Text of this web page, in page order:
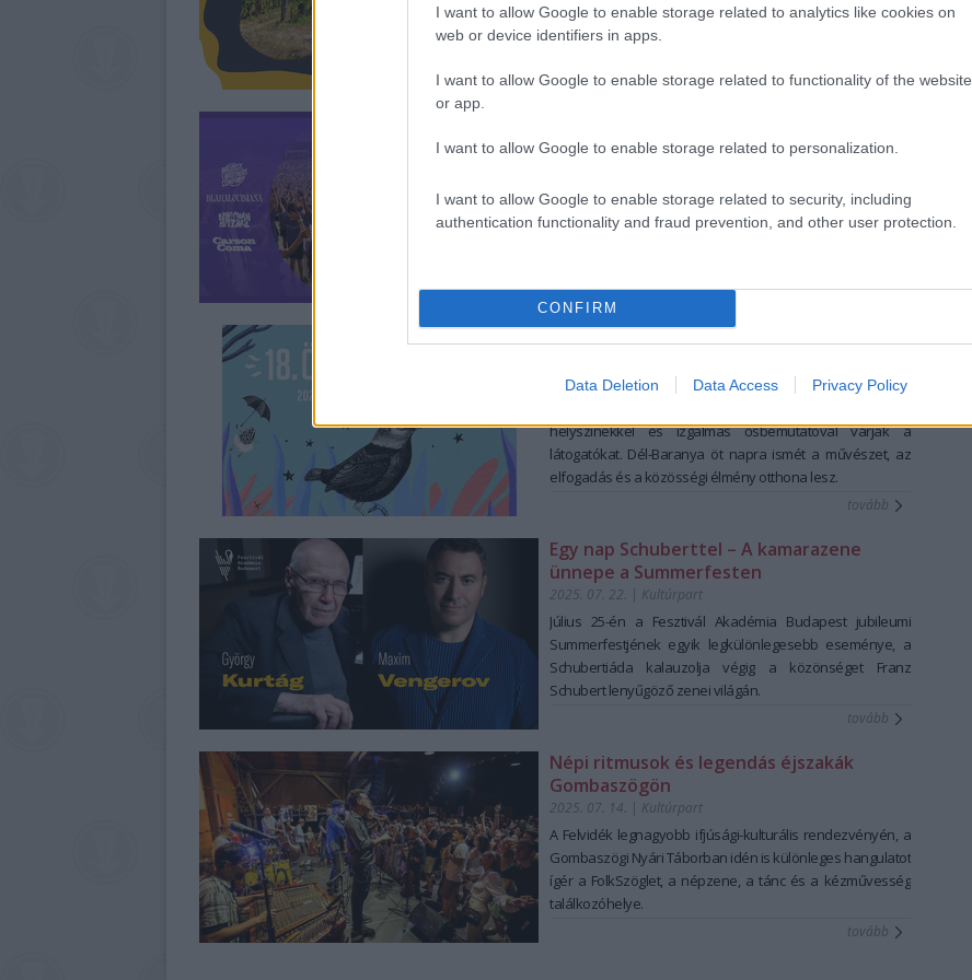
I want to allow Google to enable storage related to analytics like cookies on
web or device identifiers in apps.
I want to allow Google to enable storage related to functionality of the website
or app.
I want to allow Google to enable storage related to personalization.
I want to allow Google to enable storage related to security, including
authentication functionality and fraud prevention, and other user protection.
CONFIRM
Data Deletion Data Access Privacy Policy
színház fővárosa lesz. Három nap, amikor minden a
kultúráról, a közösségről és a jókedvről szól.
tovább
Superalbum
A Budapest Parkban debütál élőben a Superalbum,
amelyben népszerű hazai előadók és a Superar
tovább
Katlanra fel! Kedden indul a 18.
2025. 07. 25.|Kultúrpart
helyszínekkel és izgalmas ősbemutatóval várják a
látogatókat. Dél-Baranya öt napra ismét a művészet, az
elfogadás és a közösségi élmény otthona lesz.
tovább
Egy nap Schuberttel – A kamarazene
ünnepe a Summerfesten
2025. 07. 22. | Kultúrpart
Július 25-én a Fesztivál Akadémia Budapest jubileumi
Summerfestjének egyik legkülönlegesebb eseménye, a
Schubertiáda kalauzolja végig a közönséget Franz
Schubert lenyűgöző zenei világán.
tovább
Népi ritmusok és legendás éjszakák
Gombaszögön
2025. 07. 14. | Kultúrpart
A Felvidék legnagyobb ifjúsági-kulturális rendezvényén, a
Gombaszögi Nyári Táborban idén is különleges hangulatot
ígér a FolkSzöglet, a népzene, a tánc és a kézművesség
találkozóhelye.
tovább